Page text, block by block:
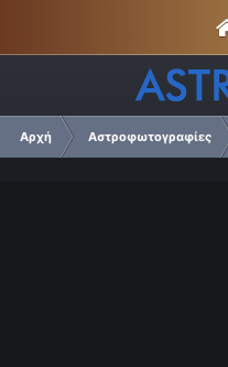
Αρχή Αστροφωτογραφίες